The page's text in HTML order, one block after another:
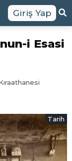
Giriş Yap
i Esasi
Tarih